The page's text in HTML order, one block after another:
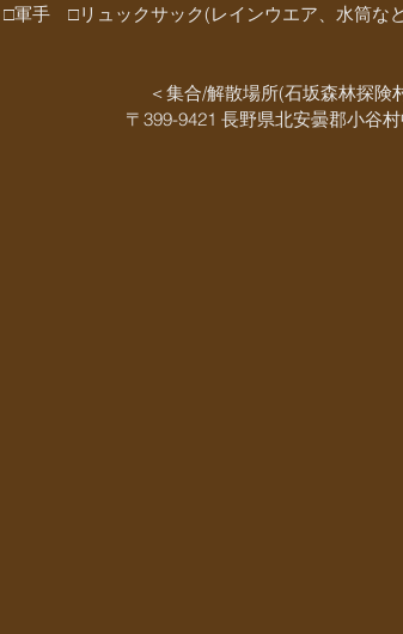
軍手　□リュックサック(レインウエア、水筒な
＜集合/解散場所(石坂森林探険
〒399-9421 長野県北安曇郡小谷